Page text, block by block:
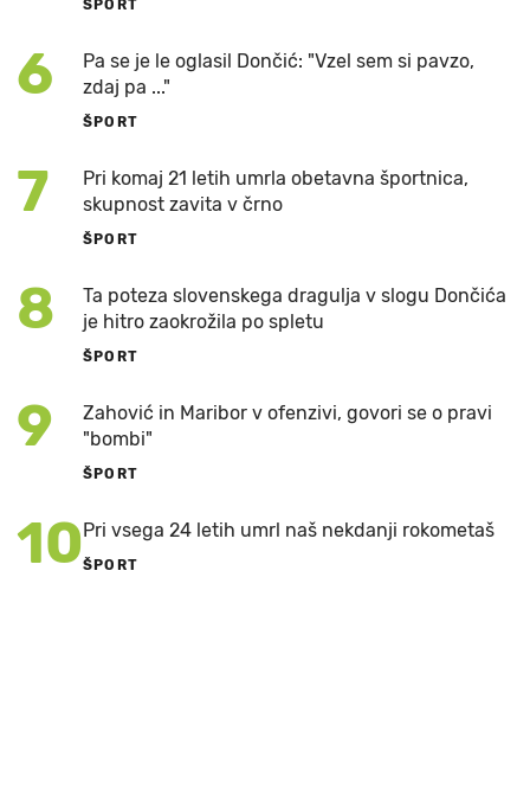
ŠPORT
6
Pa se je le oglasil Dončić: "Vzel sem si pavzo,
zdaj pa ..."
ŠPORT
7
Pri komaj 21 letih umrla obetavna športnica,
skupnost zavita v črno
ŠPORT
8
Ta poteza slovenskega dragulja v slogu Dončića
je hitro zaokrožila po spletu
ŠPORT
9
Zahović in Maribor v ofenzivi, govori se o pravi
"bombi"
ŠPORT
10Pri vsega 24 letih umrl naš nekdanji rokometaš
ŠPORT